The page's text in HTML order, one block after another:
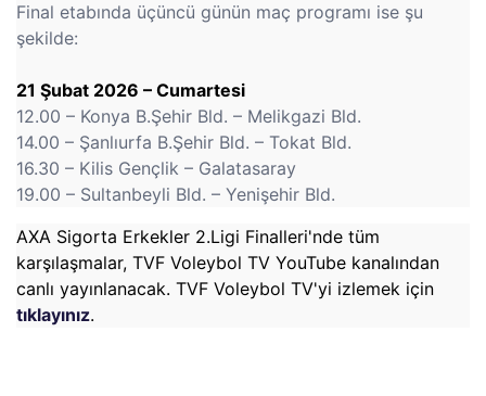
Final etabında üçüncü günün maç programı ise şu
şekilde:
21 Şubat 2026 – Cumartesi
12.00 – Konya B.Şehir Bld. – Melikgazi Bld.
14.00 – Şanlıurfa B.Şehir Bld. – Tokat Bld.
16.30 – Kilis Gençlik – Galatasaray
19.00 – Sultanbeyli Bld. – Yenişehir Bld.
AXA Sigorta Erkekler 2.Ligi Finalleri'nde tüm
karşılaşmalar, TVF Voleybol TV YouTube kanalından
canlı yayınlanacak. TVF Voleybol TV'yi izlemek için
tıklayınız.